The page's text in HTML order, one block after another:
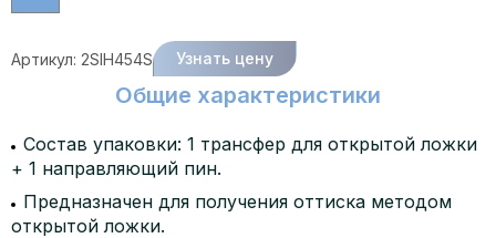
Артикул: 2SIH454S Узнать цену
Общие характеристики
Состав упаковки: 1 трансфер для открытой ложки
+ 1 направляющий пин.
Предназначен для получения оттиска методом
открытой ложки.